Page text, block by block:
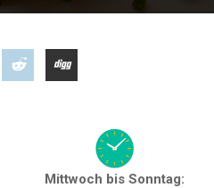
Mittwoch bis Sonntag: